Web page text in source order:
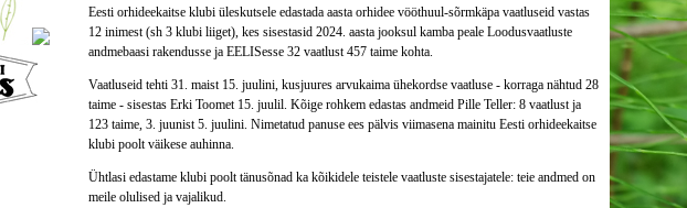
Eesti orhideekaitse klubi üleskutsele edastada aasta orhidee vööthuul-sõrmkäpa vaatluseid vastas
12 inimest (sh 3 klubi liiget), kes sisestasid 2024. aasta jooksul kamba peale Loodusvaatluste
andmebaasi rakendusse ja EELISesse 32 vaatlust 457 taime kohta.
Vaatluseid tehti 31. maist 15. juulini, kusjuures arvukaima ühekordse vaatluse - korraga nähtud 28
taime - sisestas Erki Toomet 15. juulil. Kõige rohkem edastas andmeid Pille Teller: 8 vaatlust ja
123 taime, 3. juunist 5. juulini. Nimetatud panuse ees pälvis viimasena mainitu Eesti orhideekaitse
klubi poolt väikese auhinna.
Ühtlasi edastame klubi poolt tänusõnad ka kõikidele teistele vaatluste sisestajatele: teie andmed on
meile olulised ja vajalikud.